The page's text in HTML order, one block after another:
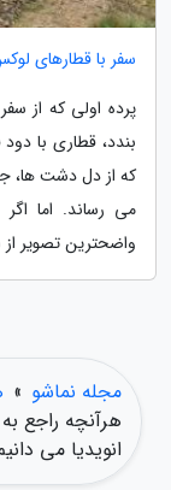
سفر با قطارهای
بندد، قطاری با
که از دل دشت ها،
می رساند. اما
واضحترین تصویر از
مجله نماشو »
انویدیا می